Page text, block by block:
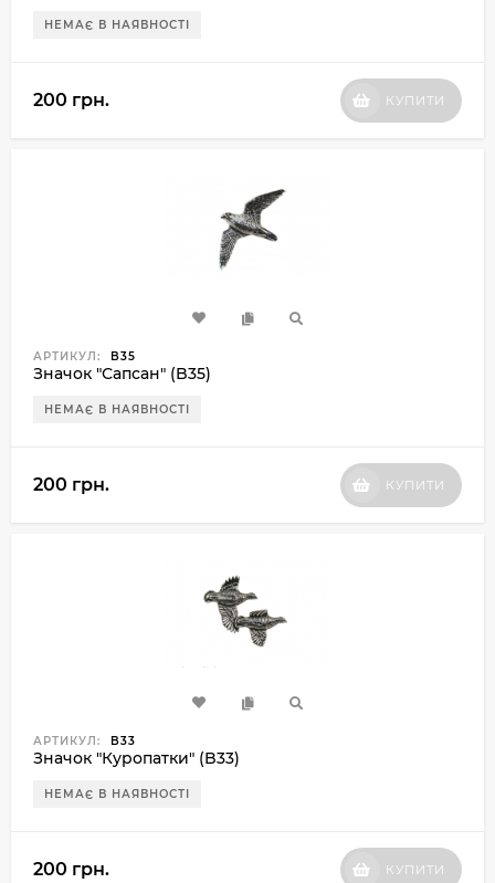
НЕМАЄ В НАЯВНОСТІ
200 грн. КУПИТИ
АРТИКУЛ: B35
Значок "Сапсан" (B35)
НЕМАЄ В НАЯВНОСТІ
200 грн. КУПИТИ
АРТИКУЛ: B33
Значок "Куропатки" (B33)
НЕМАЄ В НАЯВНОСТІ
200 грн. КУПИТИ